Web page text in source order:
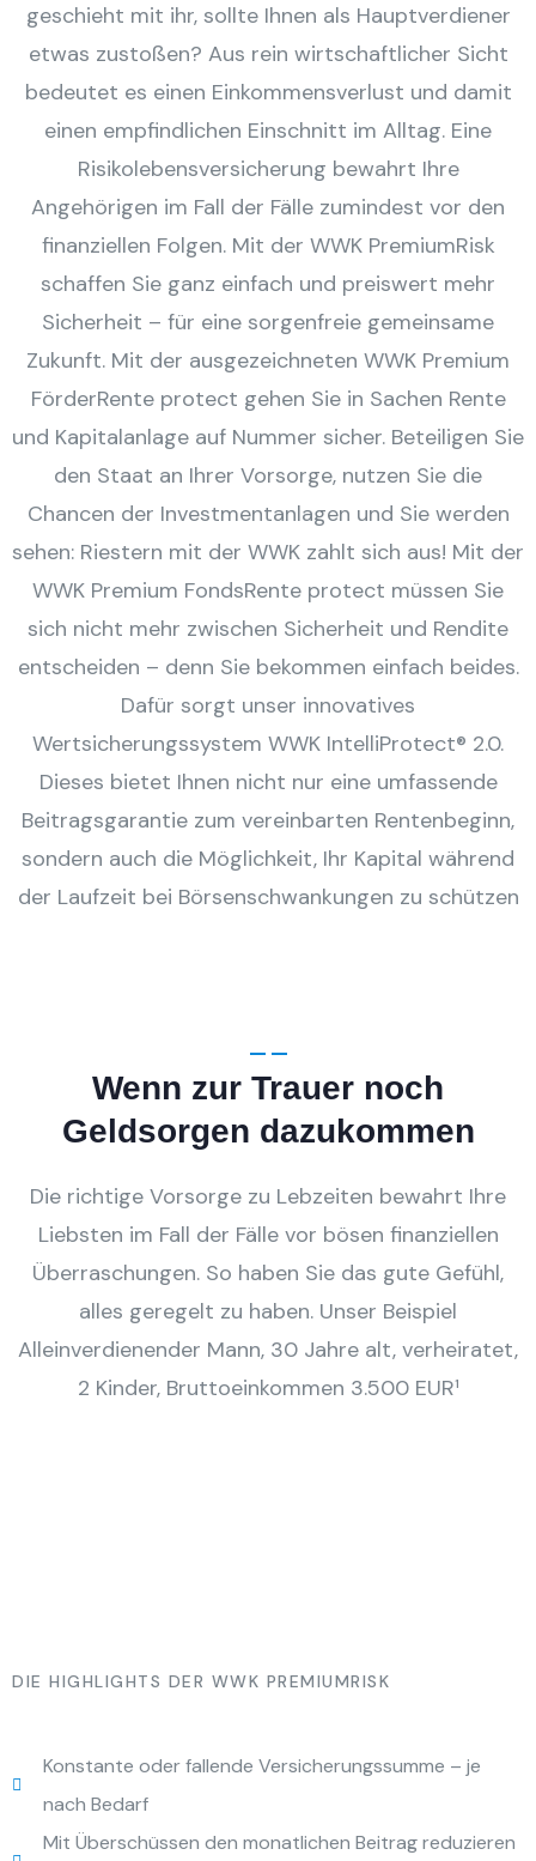
geschieht mit ihr, sollte Ihnen als Hauptverdiener
etwas zustoßen? Aus rein wirtschaftlicher Sicht
bedeutet es einen Einkommensverlust und damit
einen empfindlichen Einschnitt im Alltag. Eine
Risikolebensversicherung bewahrt Ihre
Angehörigen im Fall der Fälle zumindest vor den
finanziellen Folgen. Mit der WWK PremiumRisk
schaffen Sie ganz einfach und preiswert mehr
Sicherheit – für eine sorgenfreie gemeinsame
Zukunft. Mit der ausgezeichneten WWK Premium
FörderRente protect gehen Sie in Sachen Rente
und Kapitalanlage auf Nummer sicher. Beteiligen Sie
den Staat an Ihrer Vorsorge, nutzen Sie die
Chancen der Investmentanlagen und Sie werden
sehen: Riestern mit der WWK zahlt sich aus! Mit der
WWK Premium FondsRente protect müssen Sie
sich nicht mehr zwischen Sicherheit und Rendite
entscheiden – denn Sie bekommen einfach beides.
Dafür sorgt unser innovatives
Wertsicherungssystem WWK IntelliProtect® 2.0.
Dieses bietet Ihnen nicht nur eine umfassende
Beitragsgarantie zum vereinbarten Rentenbeginn,
sondern auch die Möglichkeit, Ihr Kapital während
der Laufzeit bei Börsenschwankungen zu schützen
Wenn zur Trauer noch
Geldsorgen dazukommen
Die richtige Vorsorge zu Lebzeiten bewahrt Ihre
Liebsten im Fall der Fälle vor bösen finanziellen
Überraschungen. So haben Sie das gute Gefühl,
alles geregelt zu haben. Unser Beispiel
Alleinverdienender Mann, 30 Jahre alt, verheiratet,
2 Kinder, Bruttoeinkommen 3.500 EUR¹
DIE HIGHLIGHTS DER WWK PREMIUMRISK
Konstante oder fallende Versicherungssumme – je
nach Bedarf
Mit Überschüssen den monatlichen Beitrag reduzieren